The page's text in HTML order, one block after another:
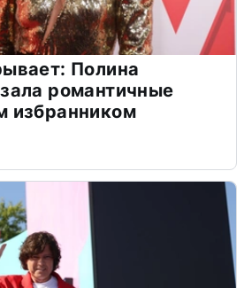
Полина
романтичные
избранником